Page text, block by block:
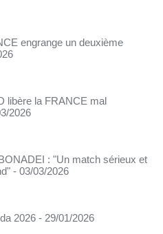
engrange un deuxième
libère la FRANCE mal
2026
: "Un match sérieux et
- 03/03/2026
2026 - 29/01/2026